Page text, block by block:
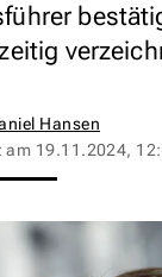
Hansen
am 19.11.2024,